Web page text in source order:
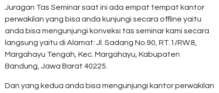
Juragan Tas Seminar saat ini ada empat tempat kantor
perwakilan yang bisa anda kunjungi secara offline yaitu
anda bisa mengunjungi konveksi tas seminar kami secara
langsung yaitu di Alamat: Jl. Sadang No.90, RT.1/RW.8,
Margahayu Tengah, Kec. Margahayu, Kabupaten
Bandung, Jawa Barat 40225.
Dan yang kedua anda bisa mengunjungi kantor perwakilan